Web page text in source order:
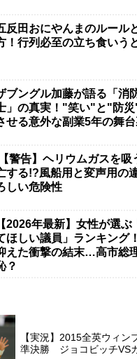
反田おにやんまのルール
！行列必至の立ち食いう
ブングル加藤が語る「消
」の真実！"笑い"と"防
せる意外な副業5年の舞
【警告】ヘリウムガスを吸
する!?風船用と変声用の
しい危険性
【2026年最新】女性が選ぶ
ほしい議員」ランキング
えた衝撃の結末…高市総
？
【実況】2015全英ウィ
準決勝 ジョコビッチVS